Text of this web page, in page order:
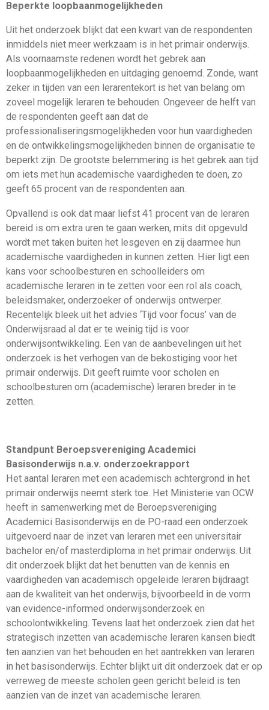
Beperkte loopbaanmogelijkheden
Uit het onderzoek blijkt dat een kwart van de respondenten
inmiddels niet meer werkzaam is in het primair onderwijs.
Als voornaamste redenen wordt het gebrek aan
loopbaanmogelijkheden en uitdaging genoemd. Zonde, want
zeker in tijden van een lerarentekort is het van belang om
zoveel mogelijk leraren te behouden. Ongeveer de helft van
de respondenten geeft aan dat de
professionaliseringsmogelijkheden voor hun vaardigheden
en de ontwikkelingsmogelijkheden binnen de organisatie te
beperkt zijn. De grootste belemmering is het gebrek aan tijd
om iets met hun academische vaardigheden te doen, zo
geeft 65 procent van de respondenten aan.
Opvallend is ook dat maar liefst 41 procent van de leraren
bereid is om extra uren te gaan werken, mits dit opgevuld
wordt met taken buiten het lesgeven en zij daarmee hun
academische vaardigheden in kunnen zetten. Hier ligt een
kans voor schoolbesturen en schoolleiders om
academische leraren in te zetten voor een rol als coach,
beleidsmaker, onderzoeker of onderwijs ontwerper.
Recentelijk bleek uit het advies ‘Tijd voor focus’ van de
Onderwijsraad al dat er te weinig tijd is voor
onderwijsontwikkeling. Een van de aanbevelingen uit het
onderzoek is het verhogen van de bekostiging voor het
primair onderwijs. Dit geeft ruimte voor scholen en
schoolbesturen om (academische) leraren breder in te
zetten.
Standpunt Beroepsvereniging Academici
Basisonderwijs n.a.v. onderzoekrapport
Het aantal leraren met een academisch achtergrond in het
primair onderwijs neemt sterk toe. Het Ministerie van OCW
heeft in samenwerking met de Beroepsvereniging
Academici Basisonderwijs en de PO-raad een onderzoek
uitgevoerd naar de inzet van leraren met een universitair
bachelor en/of masterdiploma in het primair onderwijs. Uit
dit onderzoek blijkt dat het benutten van de kennis en
vaardigheden van academisch opgeleide leraren bijdraagt
aan de kwaliteit van het onderwijs, bijvoorbeeld in de vorm
van evidence-informed onderwijsonderzoek en
schoolontwikkeling. Tevens laat het onderzoek zien dat het
strategisch inzetten van academische leraren kansen biedt
ten aanzien van het behouden en het aantrekken van leraren
in het basisonderwijs. Echter blijkt uit dit onderzoek dat er op
verreweg de meeste scholen geen gericht beleid is ten
aanzien van de inzet van academische leraren.